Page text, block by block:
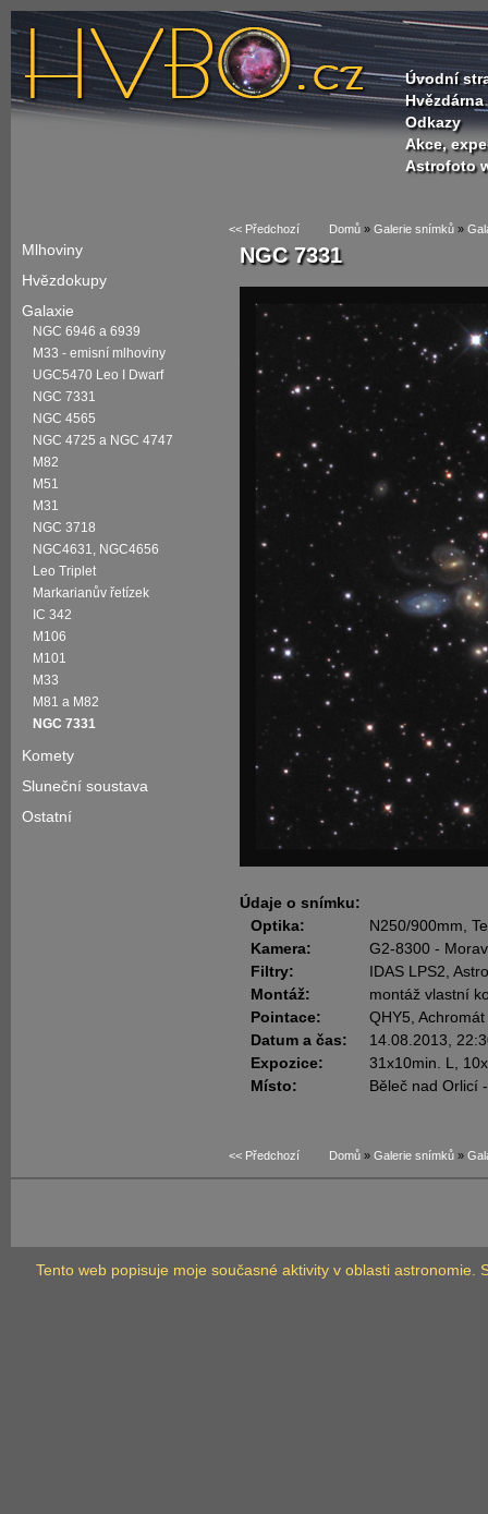
Úvodní
Odkazy
Akce,
Astrofoto
<< Předchozí Domů » Galerie snímků »
NGC 7331
Údaje o snímku:
Optika:
N250/900mm,
Kamera:
G2-8300 -
Filtry:
IDAS LPS2,
Montáž:
montáž vlastní
Pointace:
QHY5,
Datum a čas:
14.08.2013,
Expozice:
31x10min. L,
Místo:
Běleč nad Orlicí
Mlhoviny
Hvězdokupy
Galaxie
NGC 6946 a 6939
M33 - emisní mlhoviny
UGC5470 Leo I Dwarf
NGC 7331
NGC 4565
NGC 4725 a NGC 4747
M82
M51
M31
NGC 3718
NGC4631, NGC4656
Leo Triplet
Markarianův řetízek
IC 342
M106
M101
M33
M81 a M82
NGC 7331
Komety
Sluneční soustava
Ostatní
<< Předchozí Domů » Galerie snímků »
Tento web popisuje moje současné aktivity v oblasti